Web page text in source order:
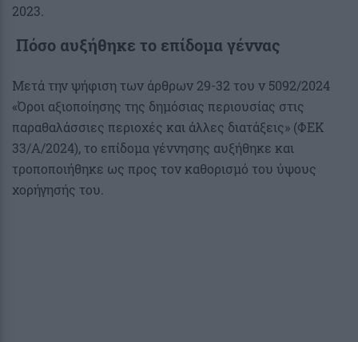
2023.
Πόσο αυξήθηκε το επίδομα γέννας
Μετά την ψήφιση των άρθρων 29-32 του ν 5092/2024
«Όροι αξιοποίησης της δημόσιας περιουσίας στις
παραθαλάσσιες περιοχές και άλλες διατάξεις» (ΦΕΚ
33/Α/2024), το επίδομα γέννησης αυξήθηκε και
τροποποιήθηκε ως προς τον καθορισμό του ύψους
χορήγησής του.